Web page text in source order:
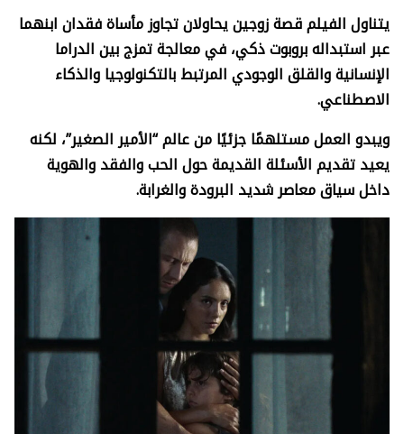
يتناول الفيلم قصة زوجين يحاولان تجاوز مأساة فقدان ابنهما
عبر استبداله بروبوت ذكي، في معالجة تمزج بين الدراما
الإنسانية والقلق الوجودي المرتبط بالتكنولوجيا والذكاء
الاصطناعي.
ويبدو العمل مستلهمًا جزئيًا من عالم “الأمير الصغير”، لكنه
يعيد تقديم الأسئلة القديمة حول الحب والفقد والهوية
داخل سياق معاصر شديد البرودة والغرابة.